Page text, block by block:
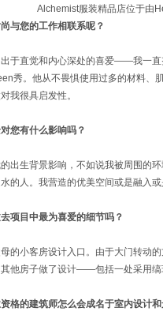
Alchemist服装精品店位于由
您的工作相联系呢？
直觉和内心深处的喜爱——我一直努
秀。他从不畏惧使用过多的材料、
我很具启发性。
有什么影响吗？
生背景影响，不如说我被周围的环
的人。我营造的优美空间或是融入
目中最为喜爱的细节吗？
小客房设计入口。由于大门转动的
他房子做了设计——包括一处采用缟
的建筑师怎么会成名于室内设计和